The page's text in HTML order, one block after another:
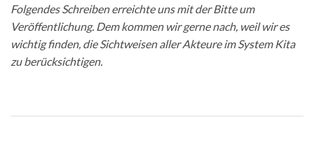
Folgendes Schreiben erreichte uns mit der Bitte um
Veröffentlichung. Dem kommen wir gerne nach, weil wir es
wichtig finden, die Sichtweisen aller Akteure im System Kita
zu berücksichtigen.